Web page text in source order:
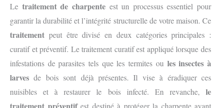
Le traitement de charpenteest un processus essentiel pour
garantir la durabilité et l’intégrité structurelle de votre maison. Ce
traitement peut être divisé en deux catégories principales :
curatif et préventif. Le traitement curatif est appliqué lorsque des
infestations de parasites tels que les termites ou les insectes à
larves de bois sont déjà présentes. Il vise à éradiquer ces
nuisibles et à restaurer le bois infecté. En revanche, le